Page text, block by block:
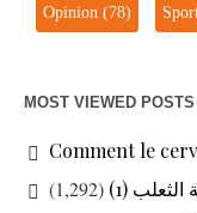
Opinion (78)
MOST VIEWED POSTS
Comment le
الثعلب (1)
(1,292)